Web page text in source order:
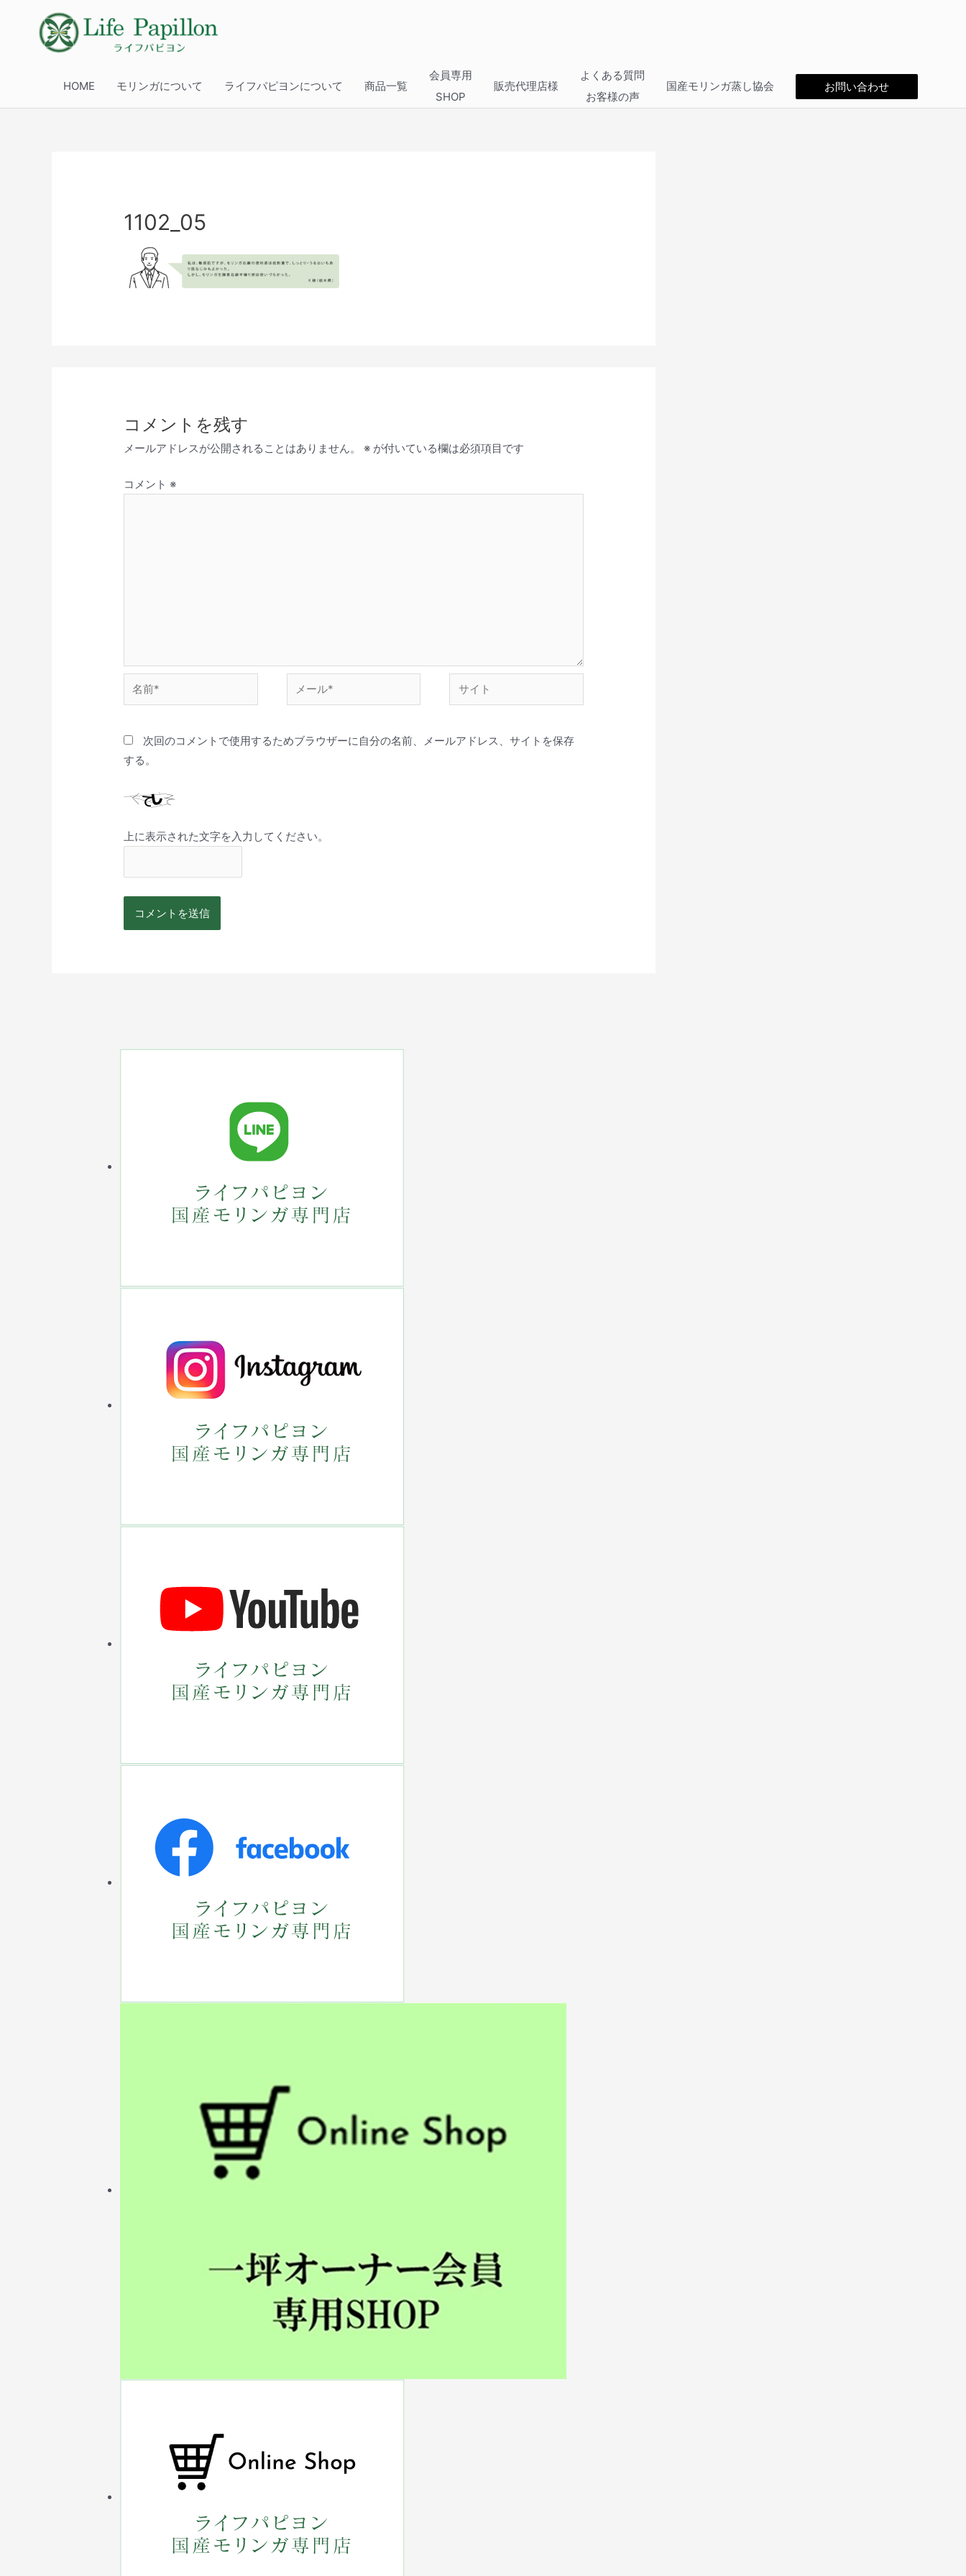
HOME モリンガについて ライフパピヨンについて 商品一覧
会員専用
SHOP
販売代理店様
よくある質問
お客様の声
国産モリンガ蒸し協会 お問い合わせ
1102_05
コメントを残す
メールアドレスが公開されることはありません。 ※ が付いている欄は必須項目です
コメント ※
次回のコメントで使用するためブラウザーに自分の名前、メールアドレス、サイトを保存
する。
上に表示された文字を入力してください。